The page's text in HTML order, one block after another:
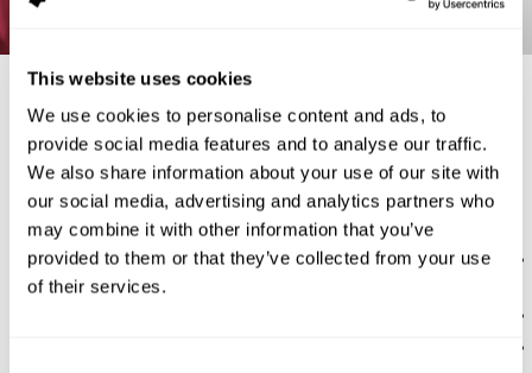
This website uses cookies
We use cookies to personalise content and ads, to
provide social media features and to analyse our traffic.
We also share information about your use of our site with
our social media, advertising and analytics partners who
may combine it with other information that you’ve
provided to them or that they’ve collected from your use
of their services.
وبدوره، هناك في الدماغ مناطق مختلفة. إنّ أجزاء الدماغ المختلفة ووظائفها
الأساسية هي:
العقد القاعديّة:إنها تراكيب عصبيّة تحت القشرة وعمله ابتداء وتضمّن الحركة.
تتلقّى المعلومات من القشرة الدماغيّة والجذع الدماغي، تعالجها وتنقلها إلى القشرة،
النخاع والجذع لتسمح تنسيق الحركة. إنها مؤلّفة من تراكيب مختلفة:
النواة الذنبية، نواة بشكل C متضمّنة في مراقبة الحركة الإراديّة وفي